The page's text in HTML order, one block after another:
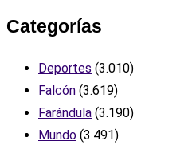
Categorías
Deportes (3.010)
Falcón (3.619)
Farándula (3.190)
Mundo (3.491)